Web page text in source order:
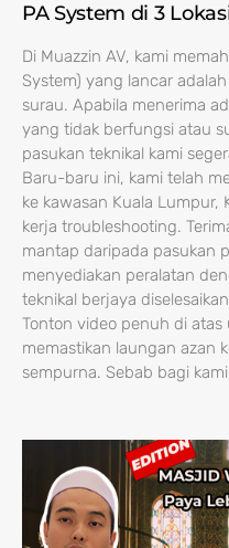
PA System di 3
Di Muazzin AV, kami
System) yang lancar
surau. Apabila menerima
yang tidak berfungsi atau
pasukan teknikal kami
Baru-baru ini, kami telah
ke kawasan Kuala
kerja troubleshooting.
mantap daripada pasukan
menyediakan peralatan
teknikal berjaya
Tonton video penuh di
memastikan laungan azan
sempurna. Sebab bagi